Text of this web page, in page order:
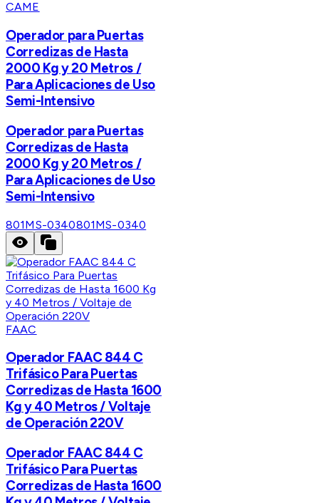
CAME
Operador para Puertas
Corredizas de Hasta
2000 Kg y 20 Metros /
Para Aplicaciones de Uso
Semi-Intensivo
Operador para Puertas
Corredizas de Hasta
2000 Kg y 20 Metros /
Para Aplicaciones de Uso
Semi-Intensivo
801MS-0340801MS-0340
FAAC
Operador FAAC 844 C
Trifásico Para Puertas
Corredizas de Hasta 1600
Kg y 40 Metros / Voltaje
de Operación 220V
Operador FAAC 844 C
Trifásico Para Puertas
Corredizas de Hasta 1600